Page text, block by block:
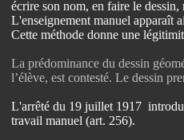
écrire son nom, en faire le
L'enseignement manuel apparaît
Cette méthode donne une
La prédominance du dessin
l’élève, est contesté. Le dessin
L'arrêté du 19 juillet 1917
travail manuel (art. 256).